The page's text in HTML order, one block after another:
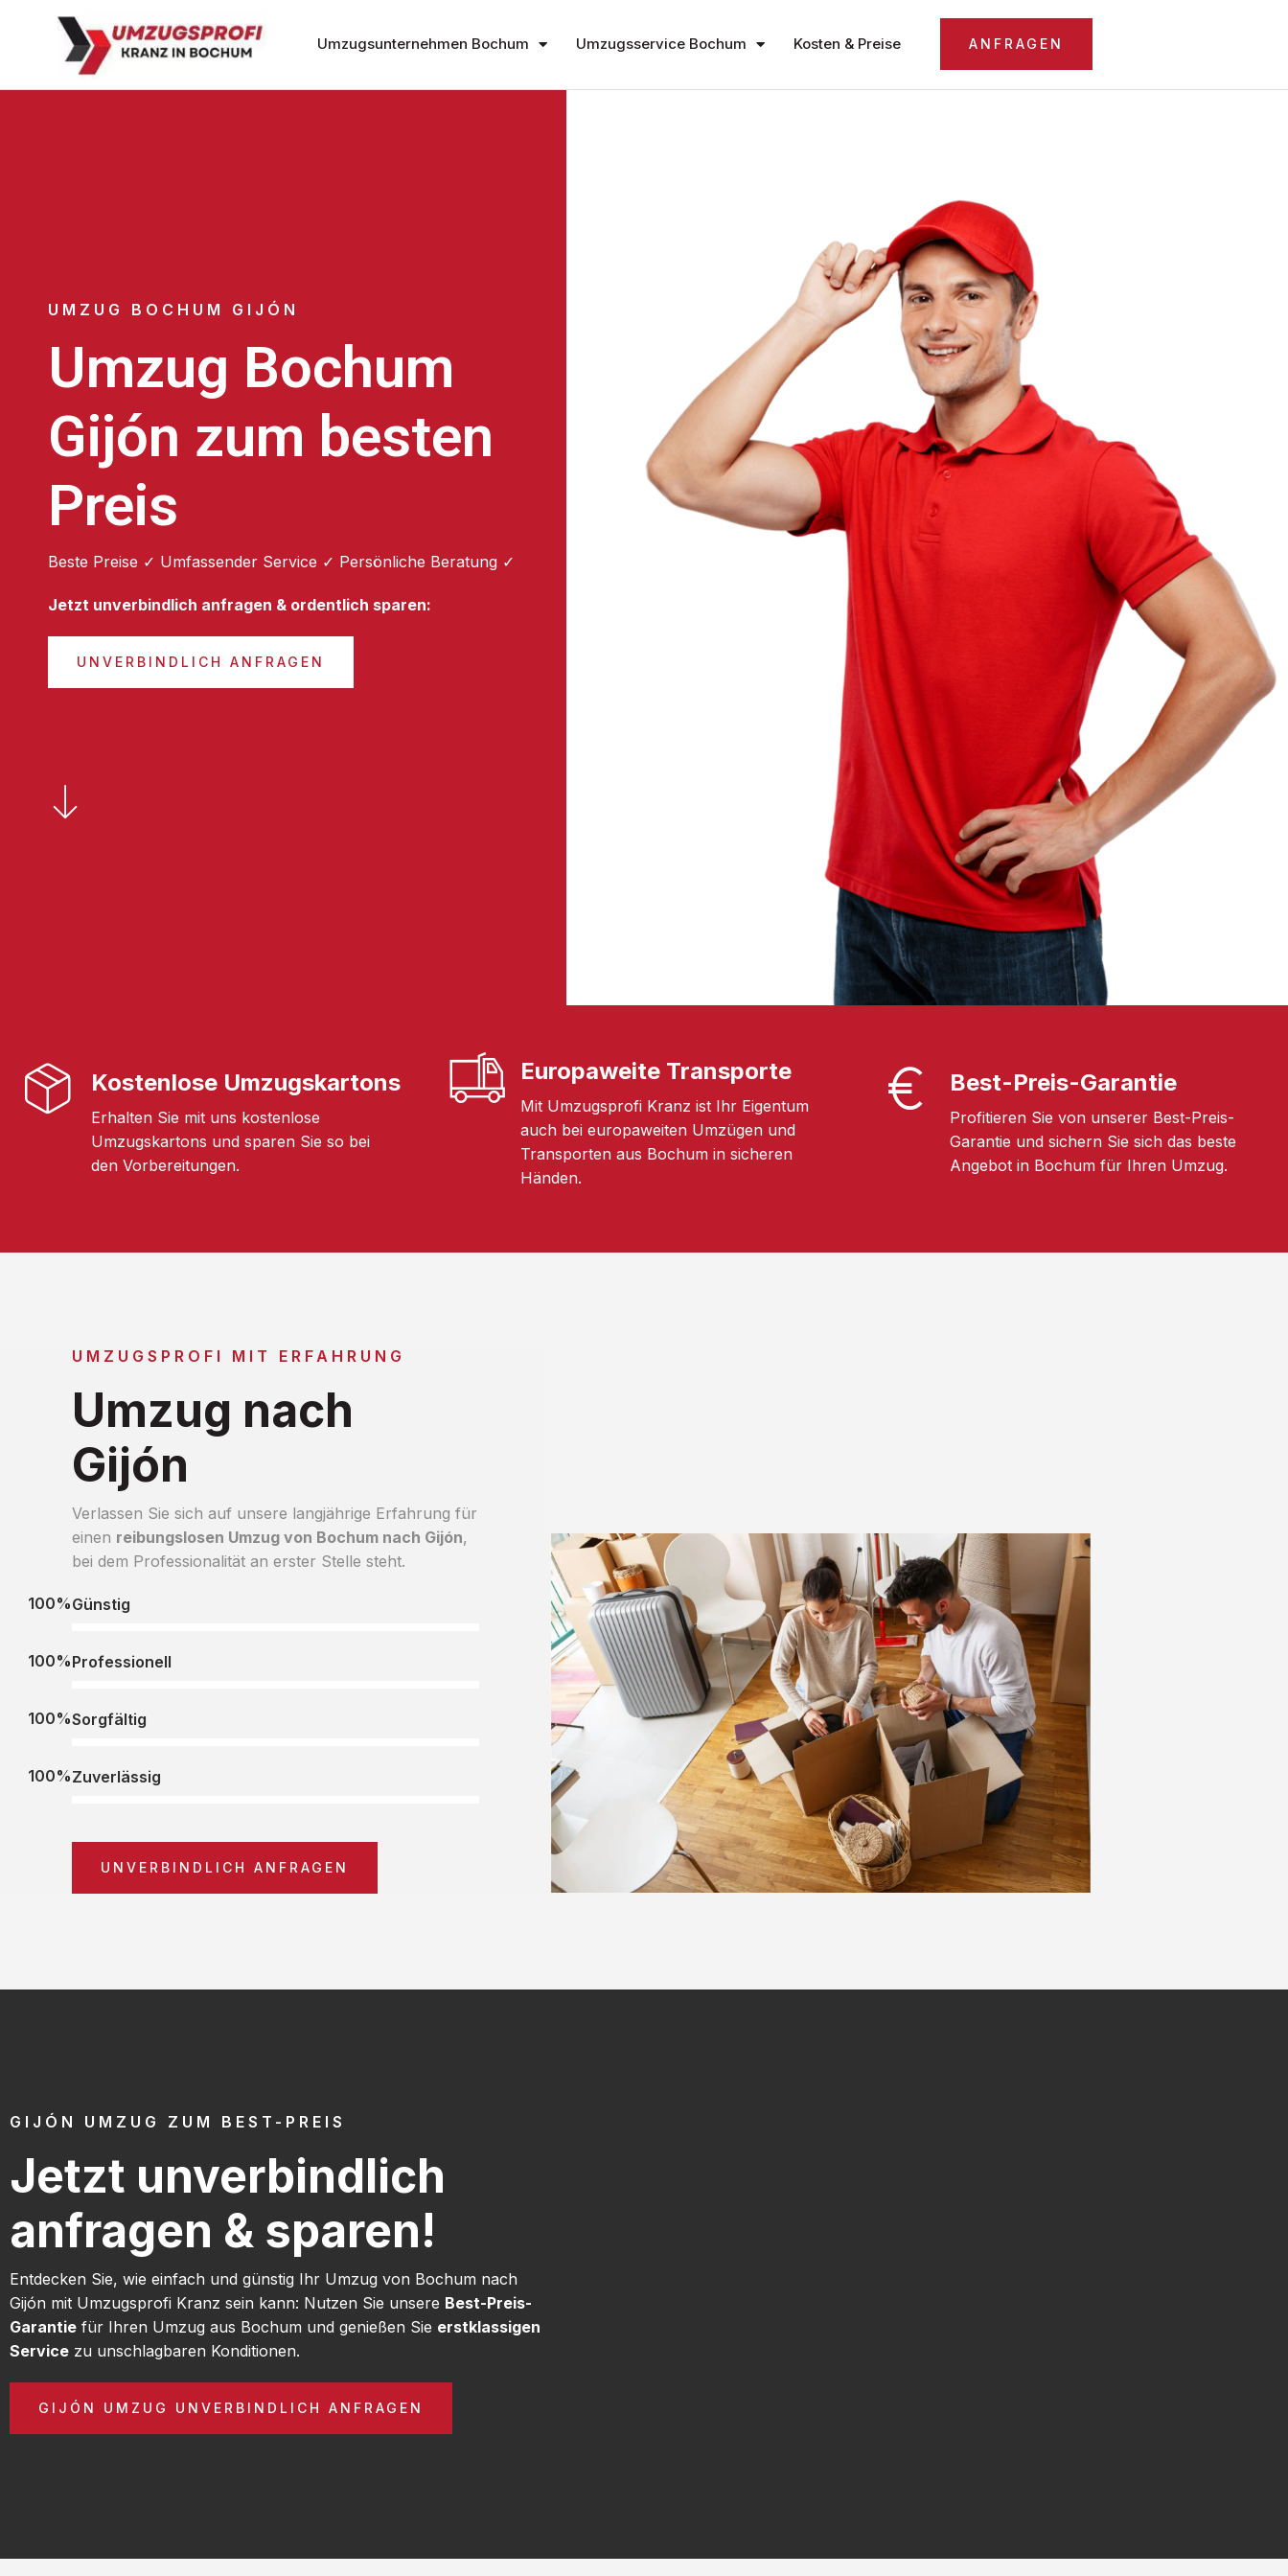
Umzugsunternehmen Bochum Umzugsservice Bochum Kosten & Preise ANFRAGEN
UMZUG BOCHUM GIJÓN
Umzug Bochum
Gijón zum besten
Preis
Beste Preise ✓ Umfassender Service ✓ Persönliche Beratung ✓
Jetzt unverbindlich anfragen & ordentlich sparen:
UNVERBINDLICH ANFRAGEN
Kostenlose Umzugskartons
Erhalten Sie mit uns kostenlose
Umzugskartons und sparen Sie so bei
den Vorbereitungen.
Europaweite Transporte
Mit Umzugsprofi Kranz ist Ihr Eigentum
auch bei europaweiten Umzügen und
Transporten aus Bochum in sicheren
Händen.
Best-Preis-Garantie
Profitieren Sie von unserer Best-Preis-
Garantie und sichern Sie sich das beste
Angebot in Bochum für Ihren Umzug.
UMZUGSPROFI MIT ERFAHRUNG
Umzug nach
Gijón
Verlassen Sie sich auf unsere langjährige Erfahrung für
einen reibungslosen Umzug von Bochum nach Gijón,
bei dem Professionalität an erster Stelle steht.
Günstig
100%
Professionell
100%
Sorgfältig
100%
Zuverlässig
100%
UNVERBINDLICH ANFRAGEN
GIJÓN UMZUG ZUM BEST-PREIS
Jetzt unverbindlich
anfragen & sparen!
Entdecken Sie, wie einfach und günstig Ihr Umzug von Bochum nach
Gijón mit Umzugsprofi Kranz sein kann: Nutzen Sie unsere Best-Preis-
Garantie für Ihren Umzug aus Bochum und genießen Sie erstklassigen
Service zu unschlagbaren Konditionen.
GIJÓN UMZUG UNVERBINDLICH ANFRAGEN